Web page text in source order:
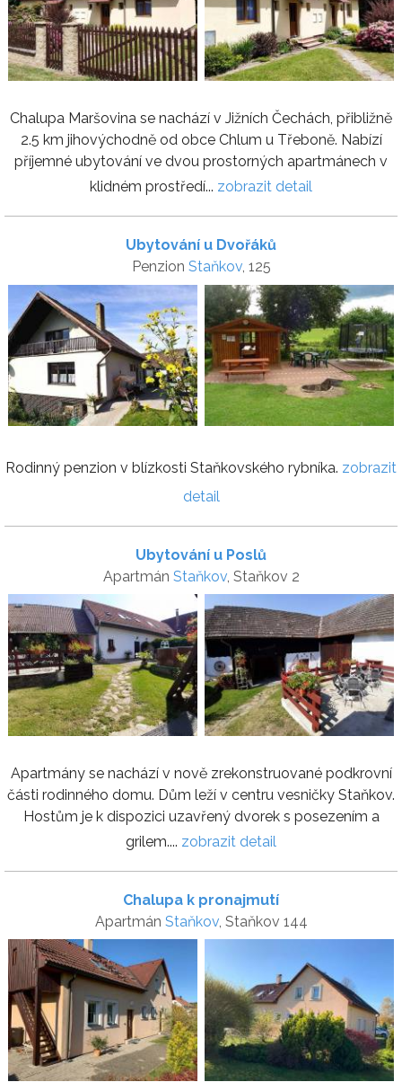
Chalupa Maršovina se nachází v Jižních Čechách, přibližně
2.5 km jihovýchodně od obce Chlum u Třeboně. Nabízí
příjemné ubytování ve dvou prostorných apartmánech v
klidném prostředí... zobrazit detail
Ubytování u Dvořáků
Penzion Staňkov, 125
Rodinný penzion v blízkosti Staňkovského rybníka. zobrazit
detail
Ubytování u Poslů
Apartmán Staňkov, Staňkov 2
Apartmány se nachází v nově zrekonstruované podkrovní
části rodinného domu. Dům leží v centru vesničky Staňkov.
Hostům je k dispozici uzavřený dvorek s posezením a
grilem.... zobrazit detail
Chalupa k pronajmutí
Apartmán Staňkov, Staňkov 144